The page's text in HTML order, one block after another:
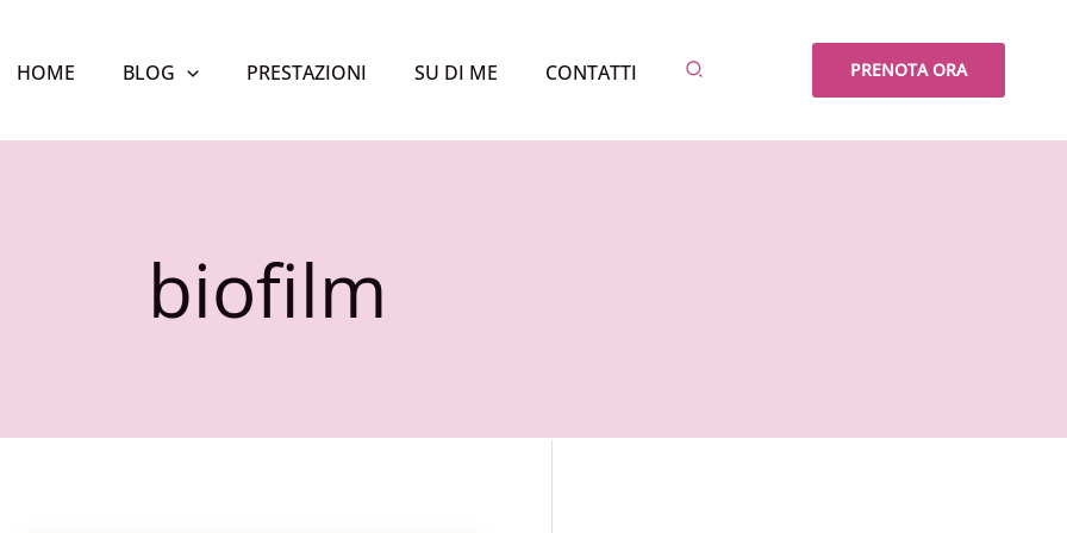
HOME BLOG PRESTAZIONI SU DI ME CONTATTI Cerca PRENOTA ORA
biofilm